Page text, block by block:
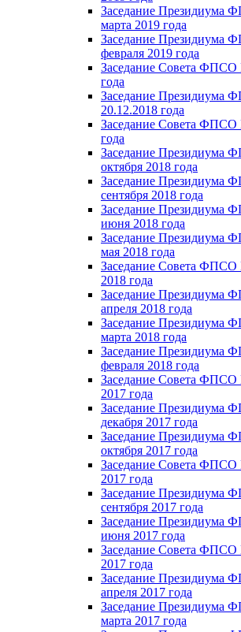
Заседание Президиума
марта 2019 года
Заседание Президиума
февраля 2019 года
Заседание Совета
года
Заседание Президиума
20.12.2018 года
Заседание Совета ФПСО
года
Заседание Президиума
октября 2018 года
Заседание Президиума
сентября 2018 года
Заседание Президиума
июня 2018 года
Заседание Президиума
мая 2018 года
Заседание Совета ФПСО
2018 года
Заседание Президиума
апреля 2018 года
Заседание Президиума
марта 2018 года
Заседание Президиума
февраля 2018 года
Заседание Совета ФПСО
2017 года
Заседание Президиума
декабря 2017 года
Заседание Президиума
октября 2017 года
Заседание Совета ФПСО
2017 года
Заседание Президиума
сентября 2017 года
Заседание Президиума
июня 2017 года
Заседание Совета ФПСО
2017 года
Заседание Президиума
апреля 2017 года
Заседание Президиума
марта 2017 года